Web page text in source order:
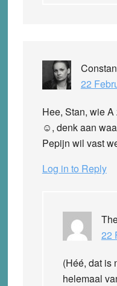
22
Hee, Stan, wie
☺, denk aan
Pepijn wil vast
Log in to Reply
22
(Héé, dat is
helemaal